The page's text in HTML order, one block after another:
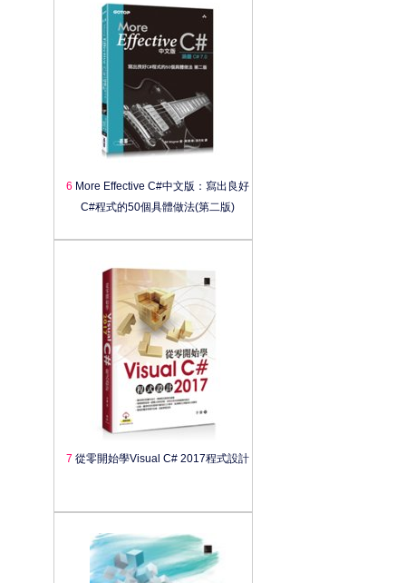
6 More Effective C#中文版：寫出良好
C#程式的50個具體做法(第二版)
7 從零開始學Visual C# 2017程式設計